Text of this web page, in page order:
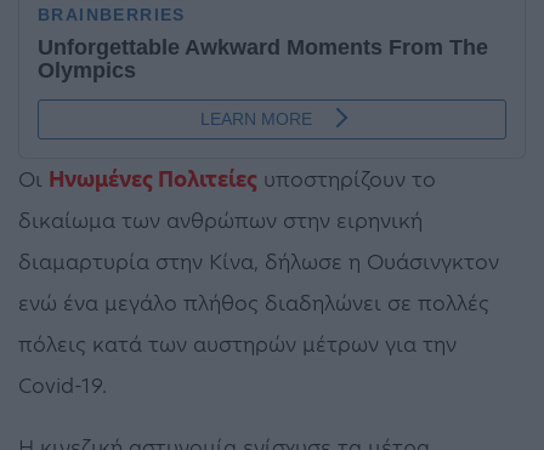
Οι Ηνωμένες Πολιτείες υποστηρίζουν το
δικαίωμα των ανθρώπων στην ειρηνική
διαμαρτυρία στην Κίνα, δήλωσε η Ουάσινγκτον
ενώ ένα μεγάλο πλήθος διαδηλώνει σε πολλές
πόλεις κατά των αυστηρών μέτρων για την
Covid-19.